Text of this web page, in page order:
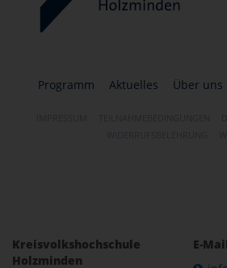
Programm Aktuelles Über uns
Kreisvolkshochschule
Holzminden
E-